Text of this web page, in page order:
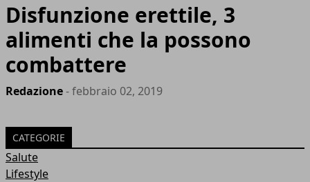
Disfunzione erettile, 3
alimenti che la possono
combattere
Redazione- febbraio 02, 2019
CATEGORIE
Salute
Lifestyle